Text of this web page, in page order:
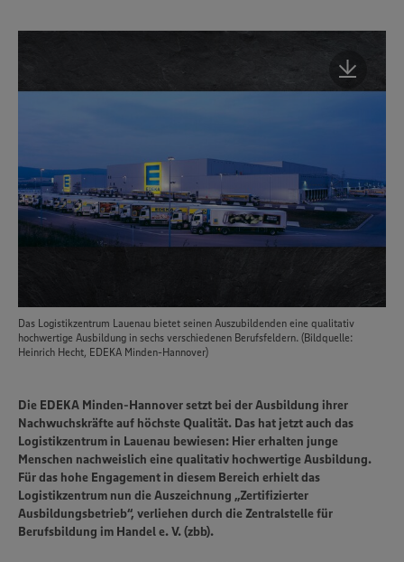
Das Logistikzentrum Lauenau bietet seinen Auszubildenden eine qualitativ
hochwertige Ausbildung in sechs verschiedenen Berufsfeldern. (Bildquelle:
Heinrich Hecht, EDEKA Minden-Hannover)
Die EDEKA Minden-Hannover setzt bei der Ausbildung ihrer
Nachwuchskräfte auf höchste Qualität. Das hat jetzt auch das
Logistikzentrum in Lauenau bewiesen: Hier erhalten junge
Menschen nachweislich eine qualitativ hochwertige Ausbildung.
Für das hohe Engagement in diesem Bereich erhielt das
Logistikzentrum nun die Auszeichnung „Zertifizierter
Ausbildungsbetrieb“, verliehen durch die Zentralstelle für
Berufsbildung im Handel e. V. (zbb).